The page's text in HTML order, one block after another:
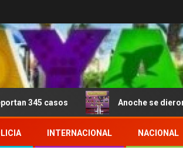
Anoche se dieron a conocer
INTERNACIONAL NACIONAL